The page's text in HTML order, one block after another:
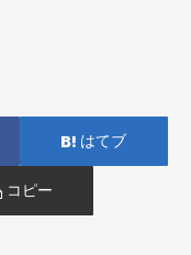
はてブ
コピー